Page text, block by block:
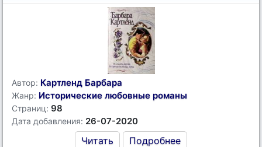
Автор: Картленд Барбара
Жанр: Исторические любовные романы
Страниц: 98
Дата добавления: 26-07-2020
Читать Подробнее